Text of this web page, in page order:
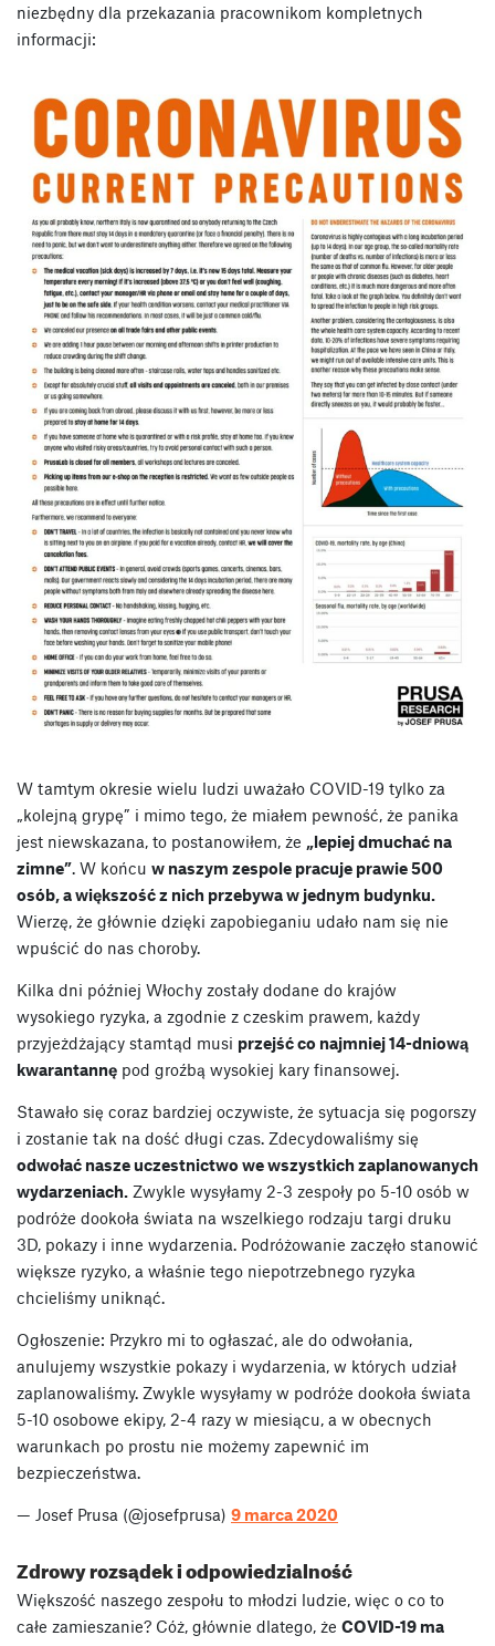
niezbędny dla przekazania pracownikom kompletnych
informacji:
W tamtym okresie wielu ludzi uważało COVID-19 tylko za
„kolejną grypę” i mimo tego, że miałem pewność, że panika
jest niewskazana, to postanowiłem, że „lepiej dmuchać na
zimne”. W końcu w naszym zespole pracuje prawie 500
osób, a większość z nich przebywa w jednym budynku.
Wierzę, że głównie dzięki zapobieganiu udało nam się nie
wpuścić do nas choroby.
Kilka dni później Włochy zostały dodane do krajów
wysokiego ryzyka, a zgodnie z czeskim prawem, każdy
przyjeżdżający stamtąd musi przejść co najmniej 14-dniową
kwarantannę pod groźbą wysokiej kary finansowej.
Stawało się coraz bardziej oczywiste, że sytuacja się pogorszy
i zostanie tak na dość długi czas. Zdecydowaliśmy się
odwołać nasze uczestnictwo we wszystkich zaplanowanych
wydarzeniach. Zwykle wysyłamy 2-3 zespoły po 5-10 osób w
podróże dookoła świata na wszelkiego rodzaju targi druku
3D, pokazy i inne wydarzenia. Podróżowanie zaczęło stanowić
większe ryzyko, a właśnie tego niepotrzebnego ryzyka
chcieliśmy uniknąć.
Ogłoszenie: Przykro mi to ogłaszać, ale do odwołania,
anulujemy wszystkie pokazy i wydarzenia, w których udział
zaplanowaliśmy. Zwykle wysyłamy w podróże dookoła świata
5-10 osobowe ekipy, 2-4 razy w miesiącu, a w obecnych
warunkach po prostu nie możemy zapewnić im
bezpieczeństwa.
— Josef Prusa (@josefprusa) 9 marca 2020
Zdrowy rozsądek i odpowiedzialność
Większość naszego zespołu to młodzi ludzie, więc o co to
całe zamieszanie? Cóż, głównie dlatego, że COVID-19 ma